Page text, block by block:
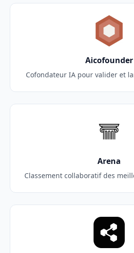
Aicofounder
Cofondateur IA pour valider et
Arena
Classement collaboratif des